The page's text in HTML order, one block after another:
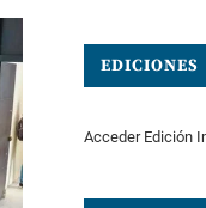
EDICIONES
Acceder Edición